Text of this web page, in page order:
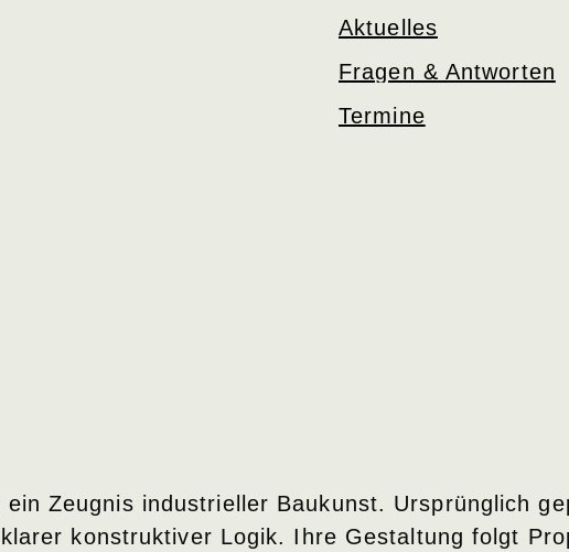
Aktuelles
Fragen & Antworten
Termine
ein Zeugnis industrieller Baukunst. Ursprünglich
konstruktiver Logik. Ihre Gestaltung folgt